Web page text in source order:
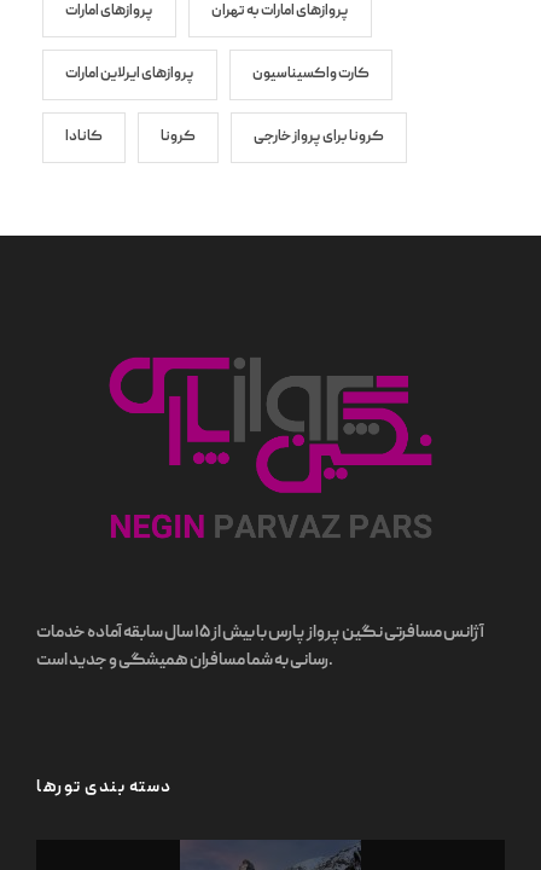
پروازهای امارات پروازهای امارات به تهران
پروازهای ایرلاین امارات کارت واکسیناسیون
کانادا کرونا کرونا برای پرواز خارجی
آژانس مسافرتی نگین پرواز پارس با بیش از ۱۵ سال سابقه آماده خدمات
رسانی به شما مسافران همیشگی و جدید است.
دسته بندی تورها